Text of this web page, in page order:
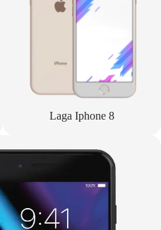
Laga Iphone 8